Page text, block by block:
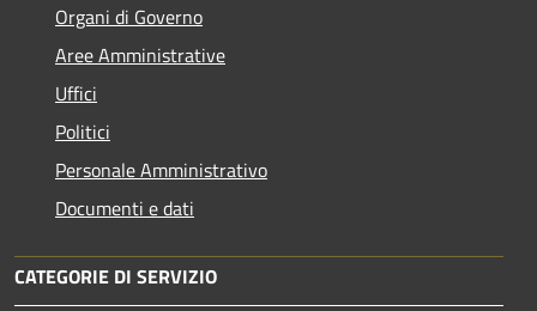
Organi di Governo
Aree Amministrative
Uffici
Politici
Personale Amministrativo
Documenti e dati
CATEGORIE DI SERVIZIO